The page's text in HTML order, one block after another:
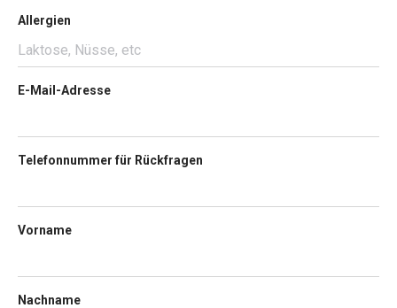
Allergien
E-Mail-Adresse
Telefonnummer für Rückfragen
Vorname
Nachname